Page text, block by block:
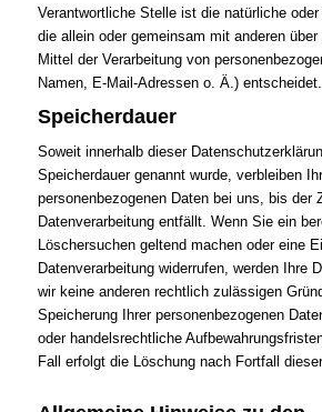
Verantwortliche Stelle ist die natürliche
die allein oder gemeinsam mit anderen
Mittel der Verarbeitung von
Namen, E-Mail-Adressen o. Ä.) entscheidet.
Speicherdauer
Soweit innerhalb dieser
Speicherdauer genannt wurde, verbleiben
personenbezogenen Daten bei uns, bis der
Datenverarbeitung entfällt. Wenn Sie ein
Löschersuchen geltend machen oder eine
Datenverarbeitung widerrufen, werden Ihre
wir keine anderen rechtlich zulässigen
Speicherung Ihrer personenbezogenen
oder handelsrechtliche
Fall erfolgt die Löschung nach Fortfall